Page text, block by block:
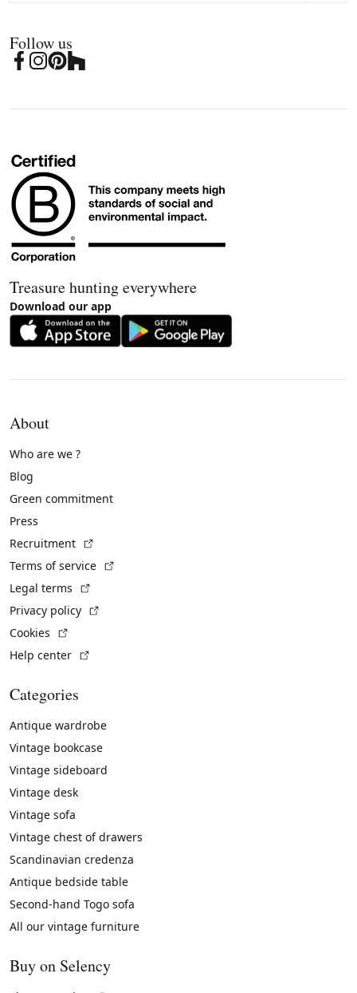
Follow us
Treasure hunting everywhere
Download our app
About
Who are we ?
Blog
Green commitment
Press
Recruitment
Terms of service
Legal terms
Privacy policy
Cookies
Help center
Categories
Antique wardrobe
Vintage bookcase
Vintage sideboard
Vintage desk
Vintage sofa
Vintage chest of drawers
Scandinavian credenza
Antique bedside table
Second-hand Togo sofa
All our vintage furniture
Buy on Selency